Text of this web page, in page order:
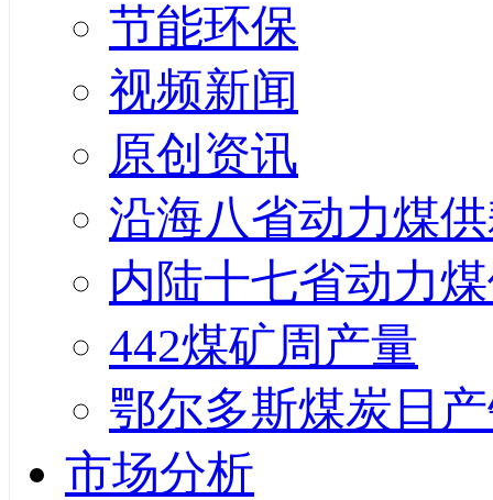
节能环保
视频新闻
原创资讯
沿海八省动力煤
内陆十七省动力
442煤矿周产量
鄂尔多斯煤炭日
市场分析